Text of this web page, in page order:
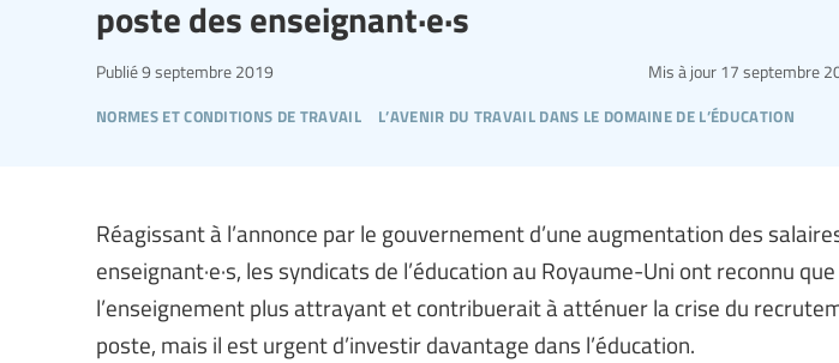
poste des enseignant·e·s
normes et conditions de travail l’avenir du travail dans le domaine de l’éducation
Publié9 septembre 2019 Mis à jour 17 septembre
Réagissant à l’annonce par le gouvernement d’une augmentation des
enseignant·e·s, les syndicats de l’éducation au Royaume-Uni ont reconnu
l’enseignement plus attrayant et contribuerait à atténuer la crise du
poste, mais il est urgent d’investir davantage dans l’éducation.